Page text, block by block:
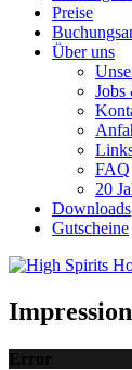
Preise
Über uns
Jobs
FAQ
20
Downloads
Gutscheine
Error